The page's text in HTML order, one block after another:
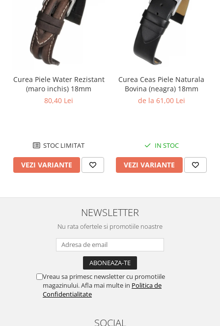
Curea Piele Water Rezistant
(maro inchis) 18mm
80,40 Lei
STOC LIMITAT
VEZI VARIANTE
Curea Ceas Piele Naturala
Bovina (neagra) 18mm
de la 61,00 Lei
IN STOC
VEZI VARIANTE
NEWSLETTER
Nu rata ofertele si promotiile noastre
Vreau sa primesc newsletter cu promotiile
magazinului. Afla mai multe in Politica de
Confidentialitate
SOCIAL